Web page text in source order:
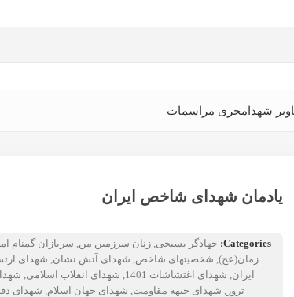
شهدامجری مراسمات
یادمان شهدای شاخص ایران
Categories: جهادگر بسیجی, زنان سرزمین من, سربازان گمنام
زمان(عج), شخصیتهای شاخص, شهدای آتش نشان, شهدای
ایران, شهدای اغتشاشات 1401 , شهدای انقلاب اسلامی,
ترور , شهدای جبهه مقاومت, شهدای جهان اسلام, شهدای